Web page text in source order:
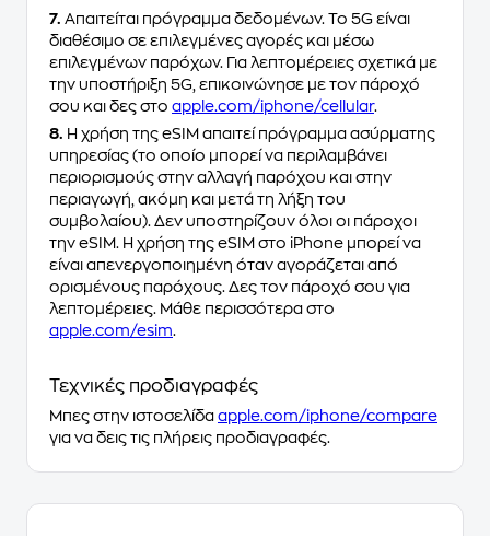
7. Απαιτείται πρόγραμμα δεδομένων. Το 5G είναι
διαθέσιμο σε επιλεγμένες αγορές και μέσω
επιλεγμένων παρόχων. Για λεπτομέρειες σχετικά με
την υποστήριξη 5G, επικοινώνησε με τον πάροχό
σου και δες στο apple.com/iphone/cellular.
8. Η χρήση της eSIM απαιτεί πρόγραμμα ασύρματης
υπηρεσίας (το οποίο μπορεί να περιλαμβάνει
περιορισμούς στην αλλαγή παρόχου και στην
περιαγωγή, ακόμη και μετά τη λήξη του
συμβολαίου). Δεν υποστηρίζουν όλοι οι πάροχοι
την eSIM. Η χρήση της eSIM στο iPhone μπορεί να
είναι απενεργοποιημένη όταν αγοράζεται από
ορισμένους παρόχους. Δες τον πάροχό σου για
λεπτομέρειες. Μάθε περισσότερα στο
apple.com/esim
Τεχνικές προδιαγραφές
Μπες στην ιστοσελίδα apple.com/iphone/compare
για να δεις τις πλήρεις προδιαγραφές.